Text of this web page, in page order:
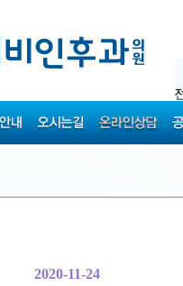
2020-11-24